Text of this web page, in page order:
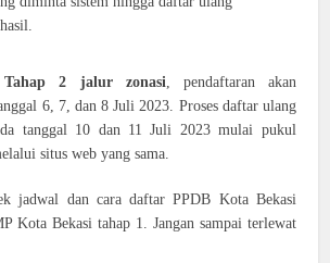
Tahap 2 jalur zonasi, pendaftaran akan
6, 7, dan 8 Juli 2023. Proses daftar ulang
tanggal 10 dan 11 Juli 2023 mulai pukul
situs web yang sama.
jadwal dan cara daftar PPDB Kota Bekasi
Kota Bekasi tahap 1. Jangan sampai terlewat